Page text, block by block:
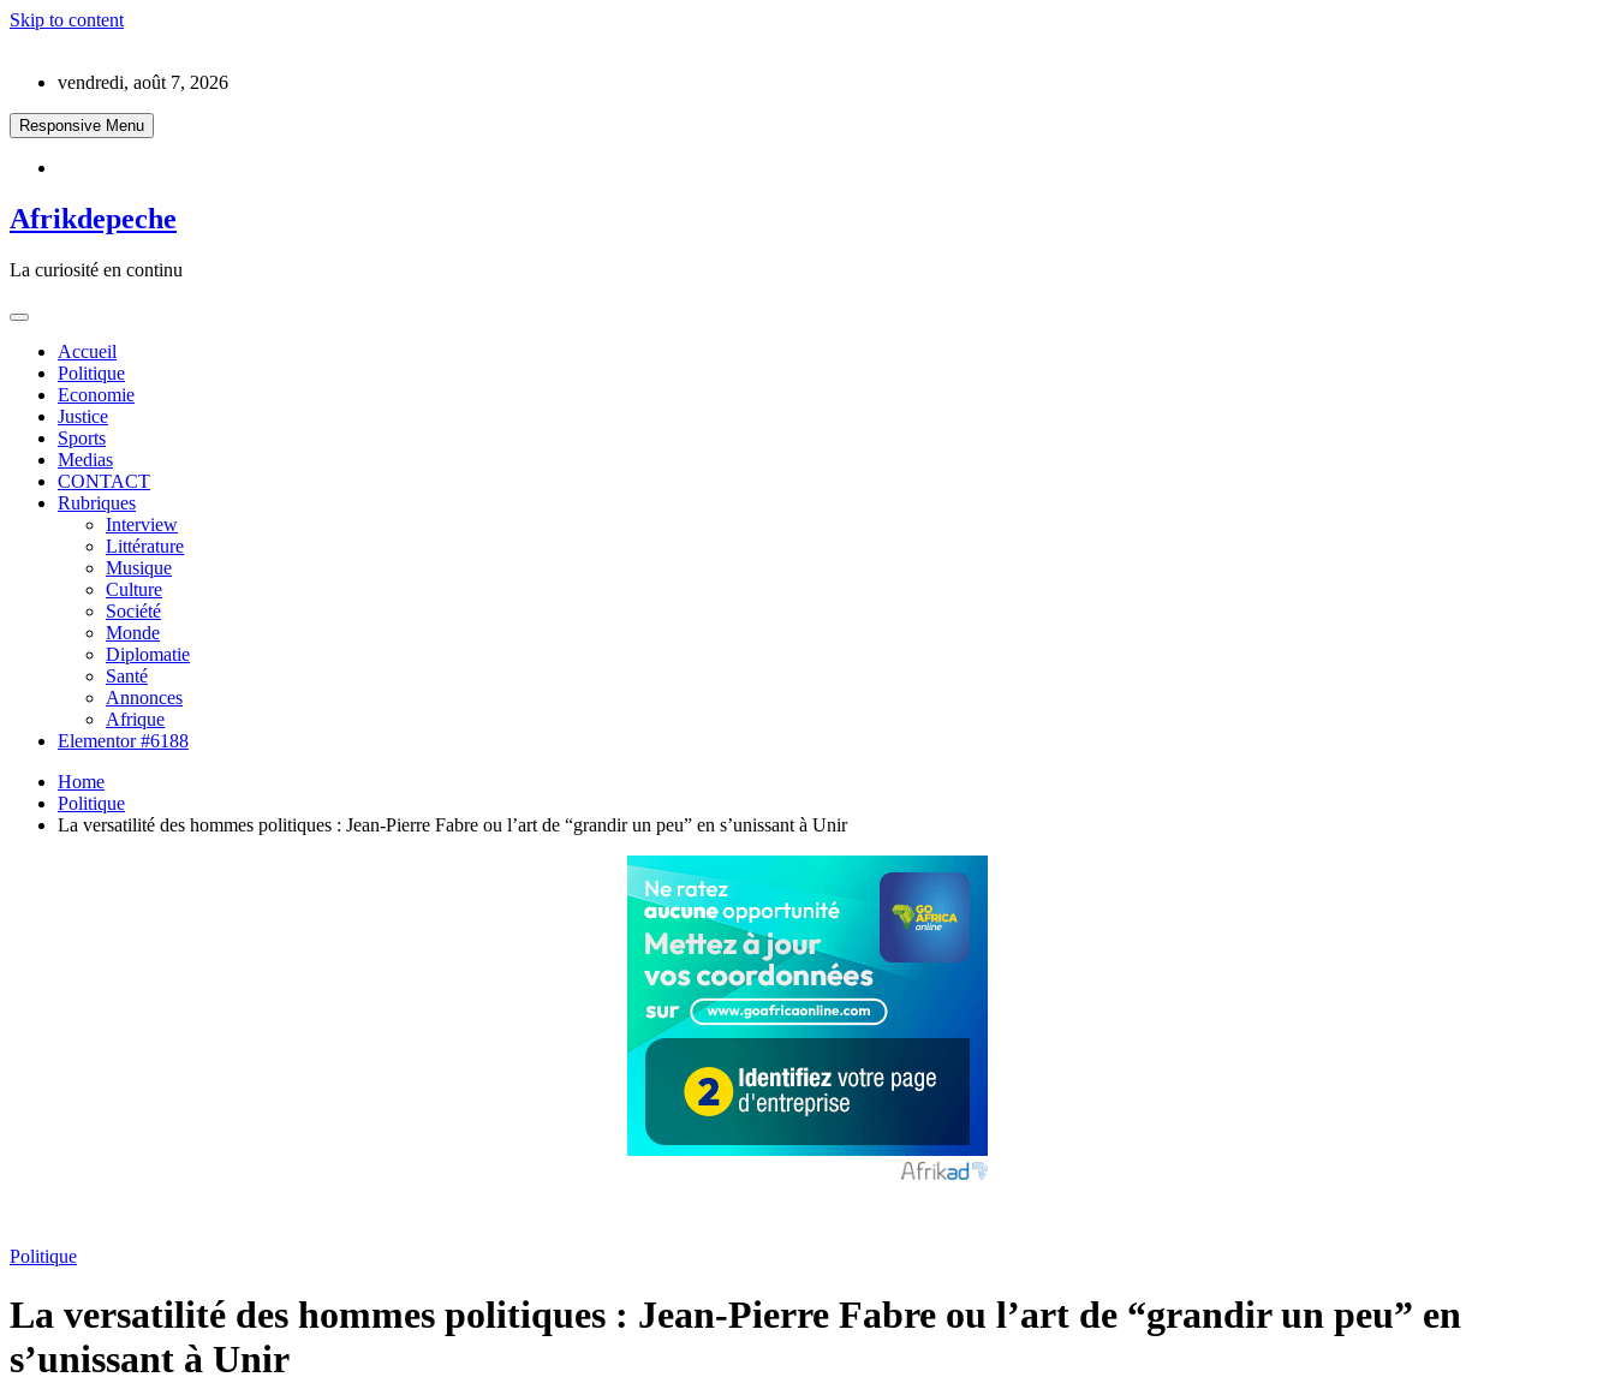
Skip to content
vendredi, août 7, 2026
Responsive Menu
Afrikdepeche
La curiosité en continu
Accueil
Politique
Economie
Justice
Sports
Medias
CONTACT
Rubriques
Interview
Littérature
Musique
Culture
Société
Monde
Diplomatie
Santé
Annonces
Afrique
Elementor #6188
Home
Politique
La versatilité des hommes politiques : Jean-Pierre Fabre ou l’art de “grandir un peu” en s’unissant à Unir
Politique
La versatilité des hommes politiques : Jean-Pierre Fabre ou l’art de “grandir un peu” en
s’unissant à Unir